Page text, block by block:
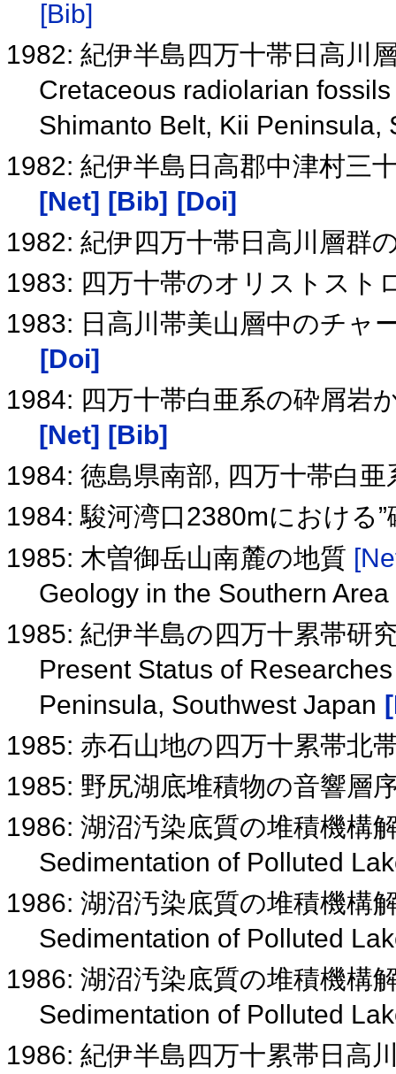
[Bib]
1982: 紀伊半島四万十帯日高川
Cretaceous radiolarian
Shimanto Belt, Kii
1982: 紀伊半島日高郡中津村三
[Net] [Bib]
[Doi]
1982: 紀伊四万十帯日高川層群
1983: 四万十帯のオリストスト
1983: 日高川帯美山層中のチャ
[Doi]
1984: 四万十帯白亜系の砕屑岩
[Net] [Bib]
1984: 徳島県南部, 四万十帯白
1984: 駿河湾口2380mにおける
1985: 木曽御岳山南麓の地質
Geology in the Southern
1985: 紀伊半島の四万十累帯研
Present Status of
Peninsula, Southwest Japan
1985: 赤石山地の四万十累帯北
1985: 野尻湖底堆積物の音響層
1986: 湖沼汚染底質の堆積機構
Sedimentation of Polluted
1986: 湖沼汚染底質の堆積機構
Sedimentation of Polluted
1986: 湖沼汚染底質の堆積機構
Sedimentation of Polluted
1986: 紀伊半島四万十累帯日高